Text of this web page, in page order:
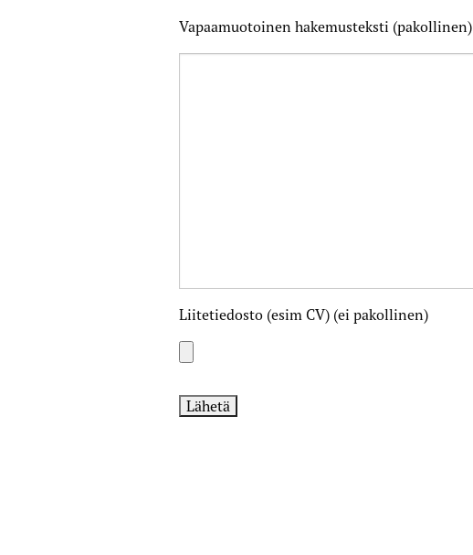
Vapaamuotoinen hakemusteksti (pakollinen)
Please leave this field empty.
Liitetiedosto (esim CV) (ei pakollinen)